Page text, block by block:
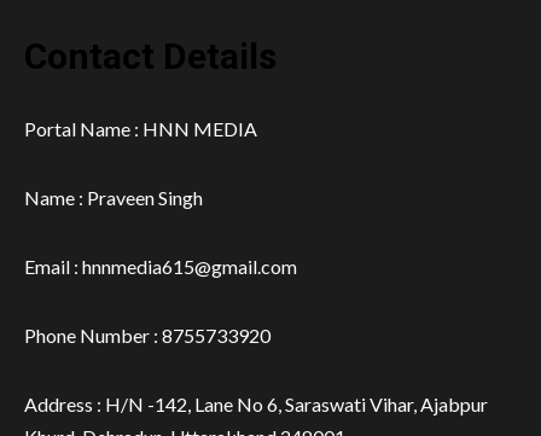
Contact Details
Portal Name : HNN MEDIA
Name : Praveen Singh
Email : hnnmedia615@gmail.com
Phone Number : 8755733920
Address : H/N -142, Lane No 6, Saraswati Vihar, Ajabpur